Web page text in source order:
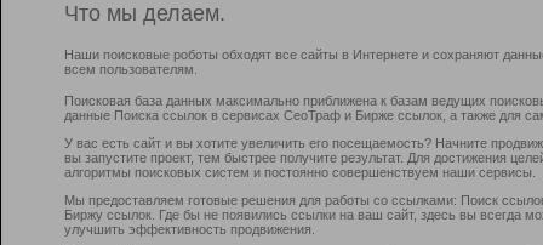
Что мы делаем.
Наши поисковые роботы обходят все сайты в Интернете и сохраняют
всем пользователям.
Поисковая база данных максимально приближена к базам ведущих
данные Поиска ссылок в сервисах СеоТраф и Бирже ссылок, а также для
У вас есть сайт и вы хотите увеличить его посещаемость? Начните
вы запустите проект, тем быстрее получите результат. Для достижения
алгоритмы поисковых систем и постоянно совершенствуем наши сервисы.
Мы предоставляем готовые решения для работы со ссылками: Поиск
Биржу ссылок. Где бы не появились ссылки на ваш сайт, здесь вы всегда
улучшить эффективность продвижения.